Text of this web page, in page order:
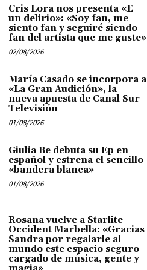
Cris Lora nos presenta «E
un delirio»: «Soy fan, me
siento fan y seguiré siendo
fan del artista que me guste»
02/08/2026
María Casado se incorpora a
«La Gran Audición», la
nueva apuesta de Canal Sur
Televisión
01/08/2026
Giulia Be debuta su Ep en
español y estrena el sencillo
«bandera blanca»
01/08/2026
Rosana vuelve a Starlite
Occident Marbella: «Gracias
Sandra por regalarle al
mundo este espacio seguro
cargado de música, gente y